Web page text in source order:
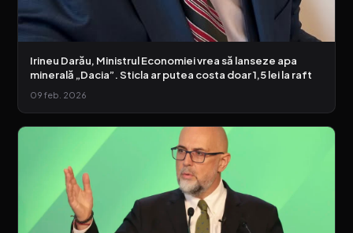
Irineu Darău, Ministrul Economiei vrea să lanseze apa
minerală „Dacia”. Sticla ar putea costa doar 1,5 lei la raft
09 feb. 2026